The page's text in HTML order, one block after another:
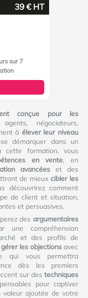
conçue pour les
négociateurs,
à élever leur niveau
démarquer dans un
cette formation, vous
en vente, en
avancées et des
de mieuxcibler les
découvrirez comment
de client et situation,
et persuasives.
des argumentaires
une compréhension
et des profils de
les objections avec
qui vous permettra
dès les premiers
sur des techniques
pour captiver
ajoutée de votre
39 € HT
sur 7